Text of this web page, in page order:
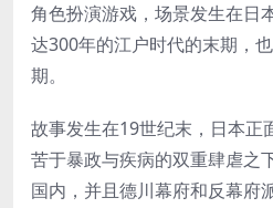
角色扮演游戏，场景发生在日
达300年的江户时代的末期，
期。
故事发生在19世纪末，日本正
苦于暴政与疾病的双重肆虐之
国内，并且德川幕府和反幕府